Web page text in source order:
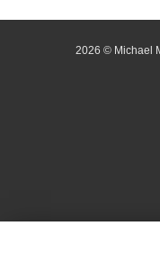
2026 © Michael